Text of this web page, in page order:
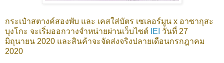
กระเป๋าสตางค์สองพับ และ เคสใส่บัตร เซเลอร์มูน x อาซากุสะ
บุงโกะ จะเริ่มออกวางจำหน่ายผ่านเว็บไซต์ IEI วันที่ 27
มิถุนายน 2020 และสินค้าจะจัดส่งจริงปลายเดือนกรกฎาคม
2020